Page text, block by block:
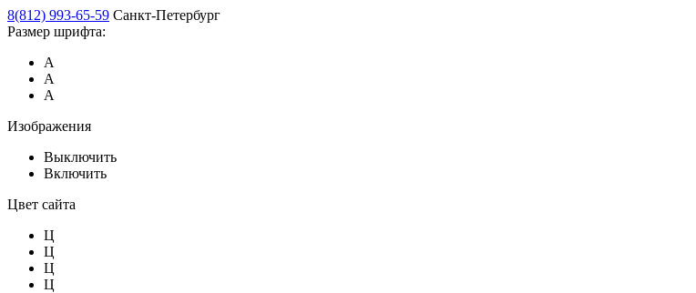
8(812) 993-65-59 Санкт-Петербург
Размер шрифта:
А
А
А
Изображения
Выключить
Включить
Цвет сайта
Ц
Ц
Ц
Ц